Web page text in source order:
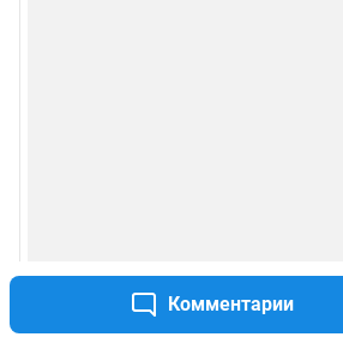
Комментарии